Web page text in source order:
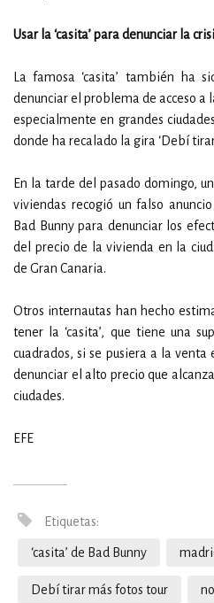
Usar la ‘casita’ para denunciar la
La famosa ‘casita’ también ha
denunciar el problema de acceso a
especialmente en grandes
donde ha recalado la gira ‘Debí
En la tarde del pasado domingo,
viviendas recogió un falso
Bad Bunny para denunciar los
del precio de la vivienda en la
de Gran Canaria.
Otros internautas han hecho
tener la ‘casita’, que tiene una
cuadrados, si se pusiera a la
denunciar el alto precio que
ciudades.
EFE
Etiquetas:
‘casita’ de Bad Bunny
Debí tirar más fotos tour